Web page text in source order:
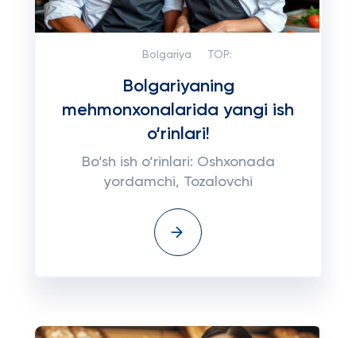
Bolgariya TOP:
Bolgariyaning
mehmonxonalarida yangi ish
o‘rinlari!
Bo‘sh ish o‘rinlari: Oshxonada
yordamchi, Tozalovchi